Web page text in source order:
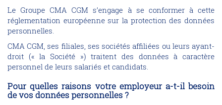
Le Groupe CMA CGM s’engage à se conformer à cette
réglementation européenne sur la protection des données
personnelles.
CMA CGM, ses filiales, ses sociétés affiliées ou leurs ayant-
droit (« la Société ») traitent des données à caractère
personnel de leurs salariés et candidats.
Pour quelles raisons votre employeur a-t-il besoin
de vos données personnelles ?